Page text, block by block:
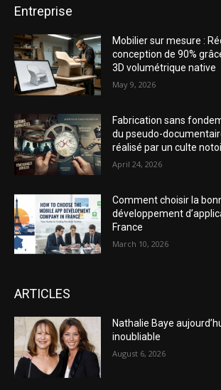
Entreprise
Mobilier sur mesure :
conception de 90%
3D volumétrique native
May 9, 2026
Fabrication sans
du pseudo-
réalisé par un culte
April 24, 2026
Comment choisir la
développement
France
March 10, 2026
ARTICLES
Nathalie Baye
inoubliable
August 6, 2026